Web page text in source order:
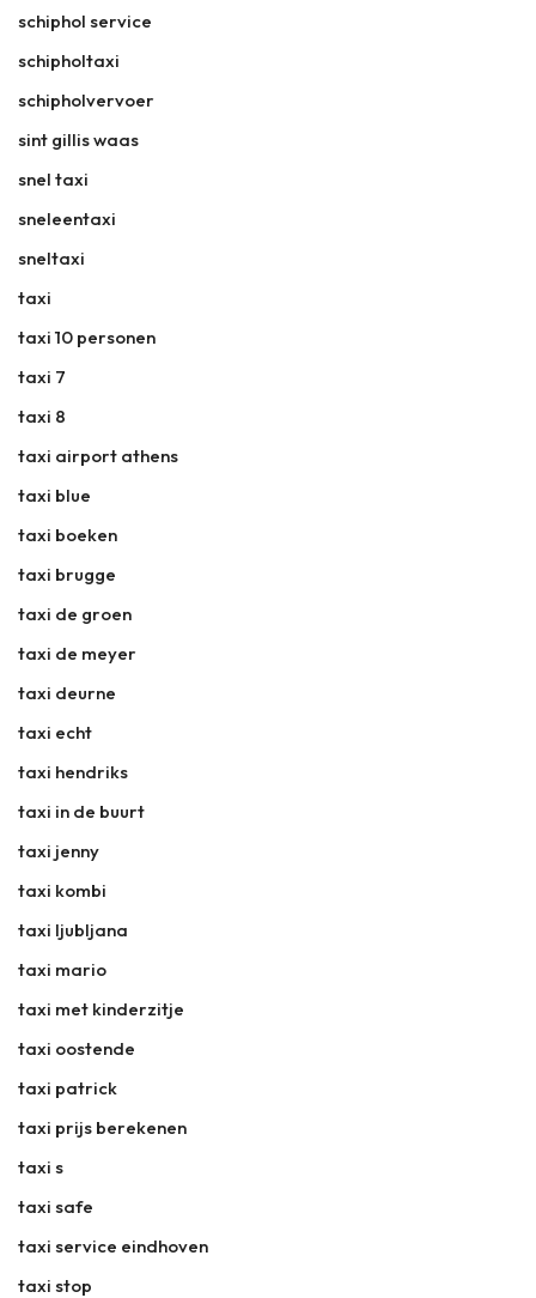
schiphol service
schipholtaxi
schipholvervoer
sint gillis waas
snel taxi
sneleentaxi
sneltaxi
taxi
taxi 10 personen
taxi 7
taxi 8
taxi airport athens
taxi blue
taxi boeken
taxi brugge
taxi de groen
taxi de meyer
taxi deurne
taxi echt
taxi hendriks
taxi in de buurt
taxi jenny
taxi kombi
taxi ljubljana
taxi mario
taxi met kinderzitje
taxi oostende
taxi patrick
taxi prijs berekenen
taxi s
taxi safe
taxi service eindhoven
taxi stop